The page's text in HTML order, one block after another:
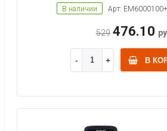
В наличии Арт:
529 476.10
В